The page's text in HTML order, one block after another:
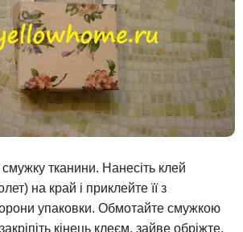
смужку тканини. Нанесіть клей
на край і приклейте її з
упаковки. Обмотайте смужкою
кінець клеєм, зайве обріжте.